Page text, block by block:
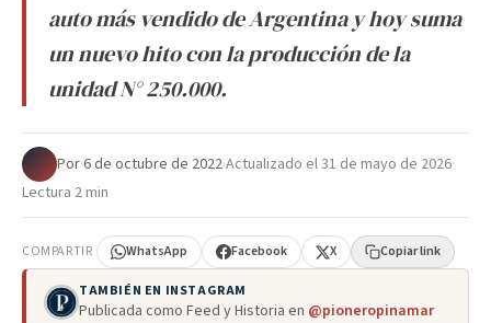
auto más vendido de Argentina y hoy suma
un nuevo hito con la producción de la
unidad N° 250.000.
Por·6 de octubre de 2022·Actualizado el31 de mayo de 2026·
Lectura 2 min
COMPARTIR WhatsApp Facebook X Copiar link
TAMBIÉN EN INSTAGRAM
Publicada como Feed y Historia en @pioneropinamar